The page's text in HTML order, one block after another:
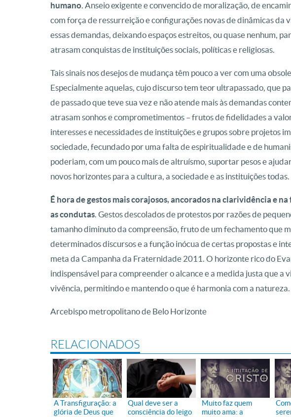
humano. Anseio exigente e convencido de moralização, de
com força de ressurreição e configurações novas de dinâmicas da
essas demandas, deixando espaços estreitos, ou quase nenhum,
atrasam conquistas de instituições sociais, políticas e religiosas.
Tais sinais nos desejos de mudança têm pouco a ver com uma
Especialmente aquelas, cujo discurso tem teor ultrapassado, que
de passado que teve sua vez e não atende mais às demandas
atrasam sonhos e comprometimentos – frutos de fidelidades a
interesses e necessidades de instituições e grupos sobre projetos
sociedade, fecundado por uma falta de espiritualidade e de
poderiam, com um pouco mais de altruísmo, suportar pesos e
novos horizontes para a cultura, a sociedade e as instituições todas.
É hora de gestos mais corajosos, ancorados na clarividência e
as condutas. Gestos descolados de protestos por razões de
tamanho diminuto da compreensão, fruto de um fechamento que
determinados discursos e a função inócua de certas propostas e
meta da Campanha da Fraternidade 2011. O horizonte rico do
indispensável para compreender o alcance e a medida justa que a
vivência, permitindo e mantendo o que é harmonia com a natureza.
Arcebispo metropolitano de Belo Horizonte
RELACIONADOS
A Transfiguração: a
glória de Deus que
Qual deve ser a
consciência do leigo
Muito faz quem
muito ama: a